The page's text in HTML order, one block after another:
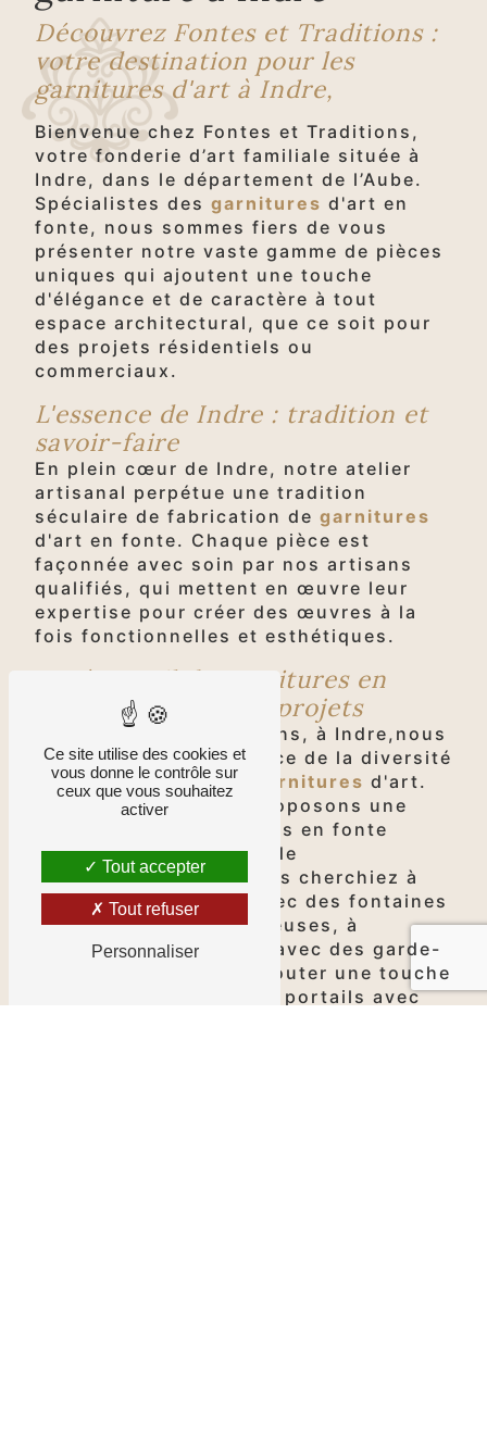
Découvrez Fontes et Traditions :
votre destination pour les
garnitures d'art à Indre,
Bienvenue chez Fontes et Traditions,
votre fonderie d’art familiale située à
Indre, dans le département de l’Aube.
Spécialistes des garnitures d'art en
fonte, nous sommes fiers de vous
présenter notre vaste gamme de pièces
uniques qui ajoutent une touche
d'élégance et de caractère à tout
espace architectural, que ce soit pour
des projets résidentiels ou
commerciaux.
L'essence de Indre : tradition et
savoir-faire
En plein cœur de Indre, notre atelier
artisanal perpétue une tradition
séculaire de fabrication de garnitures
d'art en fonte. Chaque pièce est
façonnée avec soin par nos artisans
qualifiés, qui mettent en œuvre leur
expertise pour créer des œuvres à la
fois fonctionnelles et esthétiques.
Un éventail de garnitures en
fonte pour tous les projets
Chez Fontes et Traditions, à Indre,nous
comprenons l'importance de la diversité
dans le domaine des
garnitures d'art.
C'est pourquoi nous proposons une
large sélection de pièces en fonte
adaptées à une multitude
d'applications. Que vous cherchiez à
embellir votre jardin avec des fontaines
et des statues majestueuses, à
sécuriser votre balcon avec des garde-
corps élégants, ou à ajouter une touche
de sophistication à vos portails avec
Ce site utilise des cookies et
vous donne le contrôle sur
ceux que vous souhaitez
activer
Tout accepter
Tout refuser
Personnaliser